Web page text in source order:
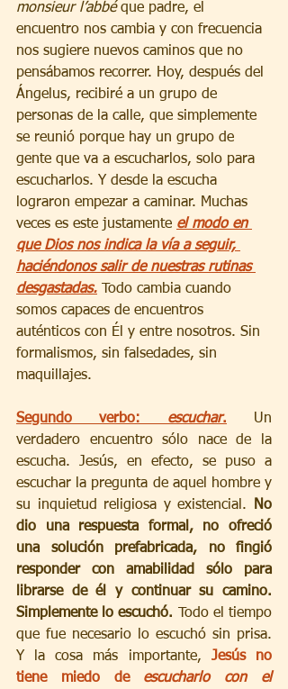
monsieur l’abbé que padre, el
encuentro nos cambia y con frecuencia
nos sugiere nuevos caminos que no
pensábamos recorrer. Hoy, después del
Ángelus, recibiré a un grupo de
personas de la calle, que simplemente
se reunió porque hay un grupo de
gente que va a escucharlos, solo para
escucharlos. Y desde la escucha
lograron empezar a caminar. Muchas
veces es este justamente el modo en
que Dios nos indica la vía a seguir,
haciéndonos salir de nuestras rutinas
desgastadas. Todo cambia cuando
somos capaces de encuentros
auténticos con Él y entre nosotros. Sin
formalismos, sin falsedades, sin
maquillajes.
Segundo verbo: escuchar. Un
verdadero encuentro sólo nace de la
escucha. Jesús, en efecto, se puso a
escuchar la pregunta de aquel hombre y
su inquietud religiosa y existencial. No
dio una respuesta formal, no ofreció
una solución prefabricada, no fingió
responder con amabilidad sólo para
librarse de él y continuar su camino.
Simplemente lo escuchó.
Todo el tiempo
que fue necesario lo escuchó sin prisa.
Y la cosa más importante, Jesús no
tiene miedo de escucharlo con el